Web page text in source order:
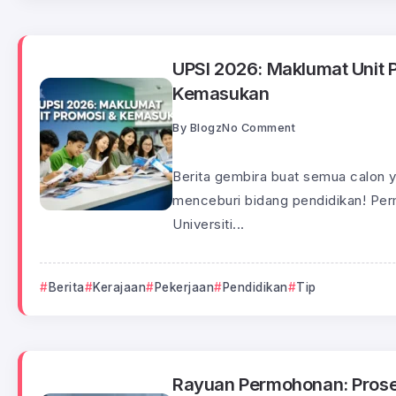
UPSI 2026: Maklumat Unit
Kemasukan
By BlogzNo Comment
Berita gembira buat semua calon
menceburi bidang pendidikan!
Universiti...
Berita Kerajaan Pekerjaan Pendidikan Tip
Rayuan Permohonan: